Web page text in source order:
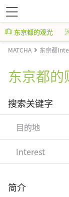
东京都的观光
MATCHA 东京都
东京都的
搜索关键字
目的地
Interest
简介